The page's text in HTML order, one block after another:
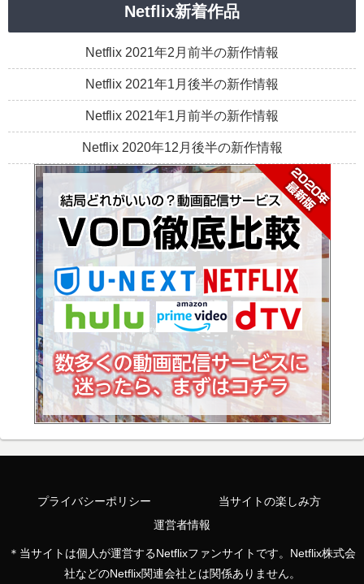
Netflix新着作品
Netflix 2021年2月前半の新作情報
Netflix 2021年1月後半の新作情報
Netflix 2021年1月前半の新作情報
Netflix 2020年12月後半の新作情報
プライバシーポリシー
当サイトの楽しみ方
運営者情報
＊当サイトは個人が運営するNetflixファンサイトです。Netflix株式会
社などのNetflix関連会社とは関係ありません。